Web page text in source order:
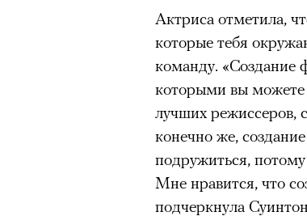
Актриса отметила,
которые тебя
команду. «Создание
которыми вы можете
лучших режиссеров,
конечно же,
подружиться,
Мне нравится, что
подчеркнула
здоровьем касается
отстраненности,
редкого
воздействием
перестает
мир. Это и
Алами), братом
М’Зауки), когда их
жительство в одной
Кадр из сериала «Тед Лассо»
© APPLE INC.